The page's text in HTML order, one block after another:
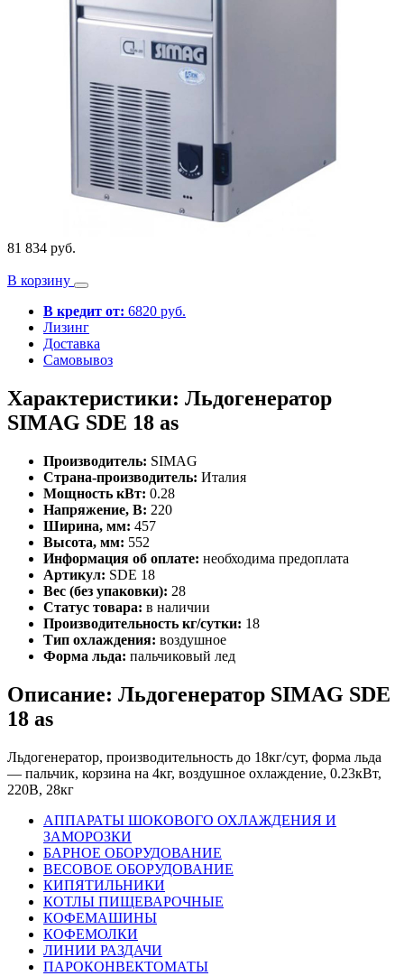
81 834 руб.
В корзину
В кредит от: 6820 руб.
Лизинг
Доставка
Самовывоз
Характеристики: Льдогенератор
SIMAG SDE 18 as
Производитель: SIMAG
Страна-производитель: Италия
Мощность кВт: 0.28
Напряжение, В: 220
Ширина, мм: 457
Высота, мм: 552
Информация об оплате: необходима предоплата
Артикул: SDE 18
Вес (без упаковки): 28
Статус товара: в наличии
Производительность кг/сутки: 18
Тип охлаждения: воздушное
Форма льда: пальчиковый лед
Описание: Льдогенератор SIMAG SDE
18 as
Льдогенератор, производительность до 18кг/сут, форма льда
— пальчик, корзина на 4кг, воздушное охлаждение, 0.23кВт,
220В, 28кг
АППАРАТЫ ШОКОВОГО ОХЛАЖДЕНИЯ И
ЗАМОРОЗКИ
БАРНОЕ ОБОРУДОВАНИЕ
ВЕСОВОЕ ОБОРУДОВАНИЕ
КИПЯТИЛЬНИКИ
КОТЛЫ ПИЩЕВАРОЧНЫЕ
КОФЕМАШИНЫ
КОФЕМОЛКИ
ЛИНИИ РАЗДАЧИ
ПАРОКОНВЕКТОМАТЫ